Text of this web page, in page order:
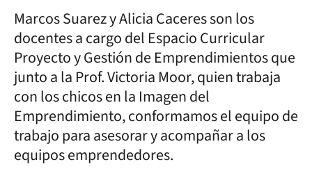
Marcos Suarez y Alicia Caceres son los
docentes a cargo del Espacio Curricular
Proyecto y Gestión de Emprendimientos que
junto a la Prof. Victoria Moor, quien trabaja
con los chicos en la Imagen del
Emprendimiento, conformamos el equipo de
trabajo para asesorar y acompañar a los
equipos emprendedores.